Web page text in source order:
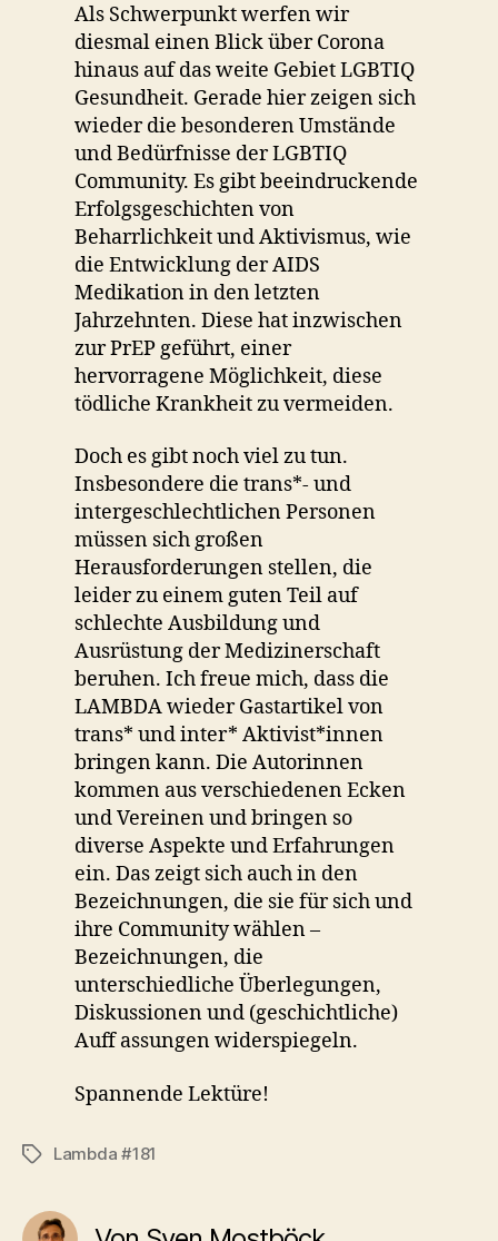
Als Schwerpunkt werfen wir
diesmal einen Blick über Corona
hinaus auf das weite Gebiet LGBTIQ
Gesundheit. Gerade hier zeigen sich
wieder die besonderen Umstände
und Bedürfnisse der LGBTIQ
Community. Es gibt beeindruckende
Erfolgsgeschichten von
Beharrlichkeit und Aktivismus, wie
die Entwicklung der AIDS
Medikation in den letzten
Jahrzehnten. Diese hat inzwischen
zur PrEP geführt, einer
hervorragene Möglichkeit, diese
tödliche Krankheit zu vermeiden.
Doch es gibt noch viel zu tun.
Insbesondere die trans*- und
intergeschlechtlichen Personen
müssen sich großen
Herausforderungen stellen, die
leider zu einem guten Teil auf
schlechte Ausbildung und
Ausrüstung der Medizinerschaft
beruhen. Ich freue mich, dass die
LAMBDA wieder Gastartikel von
trans* und inter* Aktivist*innen
bringen kann. Die Autorinnen
kommen aus verschiedenen Ecken
und Vereinen und bringen so
diverse Aspekte und Erfahrungen
ein. Das zeigt sich auch in den
Bezeichnungen, die sie für sich und
ihre Community wählen –
Bezeichnungen, die
unterschiedliche Überlegungen,
Diskussionen und (geschichtliche)
Auff assungen widerspiegeln.
Spannende Lektüre!
Schlagwörter
Lambda #181